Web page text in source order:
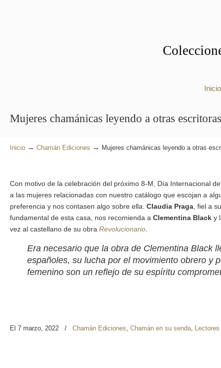
Inicio
Mujeres chamánicas leyendo a otras
Inicio → Chamán Ediciones → Mujeres chamánicas leyendo a otras
Con motivo de la celebración del próximo 8-M, Día Internacional
a las mujeres relacionadas con nuestro catálogo que escojan a
preferencia y nos contasen algo sobre ella. Claudia Praga , fiel a
fundamental de esta casa, nos recomienda a Clementina Black y
vez al castellano de su obra Revolucionario
Era necesario que la obra de Clementina Black
españoles, su lucha por el movimiento obrero y
femenino son un reflejo de su espíritu
El 7 marzo, 2022 / Chamán Ediciones Chamán en su senda